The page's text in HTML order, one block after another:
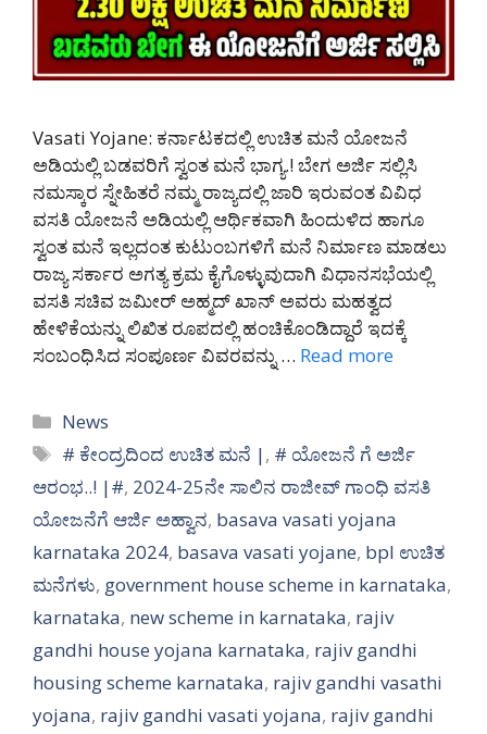
Vasati Yojane: ಕರ್ನಾಟಕದಲ್ಲಿ ಉಚಿತ ಮನೆ ಯೋಜನೆ
ಅಡಿಯಲ್ಲಿ ಬಡವರಿಗೆ ಸ್ವಂತ ಮನೆ ಭಾಗ್ಯ.! ಬೇಗ ಅರ್ಜಿ ಸಲ್ಲಿಸಿ
ನಮಸ್ಕಾರ ಸ್ನೇಹಿತರೆ ನಮ್ಮ ರಾಜ್ಯದಲ್ಲಿ ಜಾರಿ ಇರುವಂತ ವಿವಿಧ
ವಸತಿ ಯೋಜನೆ ಅಡಿಯಲ್ಲಿ ಆರ್ಥಿಕವಾಗಿ ಹಿಂದುಳಿದ ಹಾಗೂ
ಸ್ವಂತ ಮನೆ ಇಲ್ಲದಂತ ಕುಟುಂಬಗಳಿಗೆ ಮನೆ ನಿರ್ಮಾಣ ಮಾಡಲು
ರಾಜ್ಯ ಸರ್ಕಾರ ಅಗತ್ಯ ಕ್ರಮ ಕೈಗೊಳ್ಳುವುದಾಗಿ ವಿಧಾನಸಭೆಯಲ್ಲಿ
ವಸತಿ ಸಚಿವ ಜಮೀರ್ ಅಹ್ಮದ್ ಖಾನ್ ಅವರು ಮಹತ್ವದ
ಹೇಳಿಕೆಯನ್ನು ಲಿಖಿತ ರೂಪದಲ್ಲಿ ಹಂಚಿಕೊಂಡಿದ್ದಾರೆ ಇದಕ್ಕೆ
ಸಂಬಂಧಿಸಿದ ಸಂಪೂರ್ಣ ವಿವರವನ್ನು … Read more
Categories
News
Tags
# ಕೇಂದ್ರದಿಂದ ಉಚಿತ ಮನೆ |, # ಯೋಜನೆ ಗೆ ಅರ್ಜಿ
ಆರಂಭ..! |#, 2024-25ನೇ ಸಾಲಿನ ರಾಜೀವ್ ಗಾಂಧಿ ವಸತಿ
ಯೋಜನೆಗೆ ಆರ್ಜಿ ಅಹ್ವಾನ, basava vasati yojana
karnataka 2024, basava vasati yojane, bpl ಉಚಿತ
ಮನೆಗಳು, government house scheme in karnataka,
karnataka, new scheme in karnataka, rajiv
gandhi house yojana karnataka, rajiv gandhi
housing scheme karnataka, rajiv gandhi vasathi
yojana, rajiv gandhi vasati yojana, rajiv gandhi